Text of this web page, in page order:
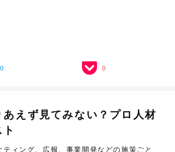
0 0
あえず見てみない？プロ人材
ティング、広報、事業開発などの施策ごと